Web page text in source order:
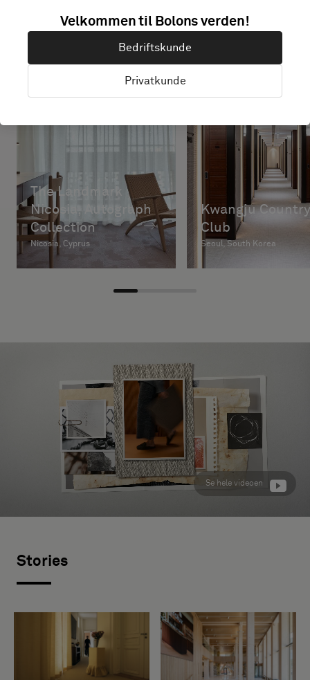
The Landmark
Nicosia, Autograph
Collection
Nicosia, Cyprus
Kwangju Country
Club
Seoul, South Korea
Se hele videoen
Stories
Velkommen til Bolons verden!
Bedriftskunde
Privatkunde